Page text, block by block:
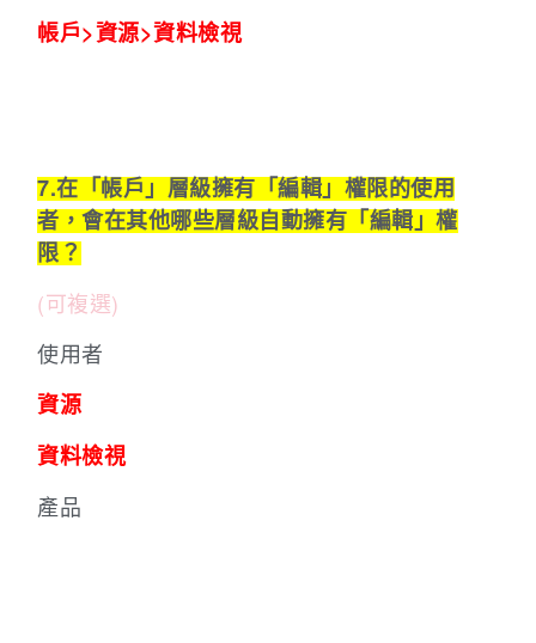
帳戶>資源>資料檢視
7.在「帳戶」層級擁有「編輯」權限的使用
者，會在其他哪些層級自動擁有「編輯」權
限？
(可複選)
使用者
資源
資料檢視
產品